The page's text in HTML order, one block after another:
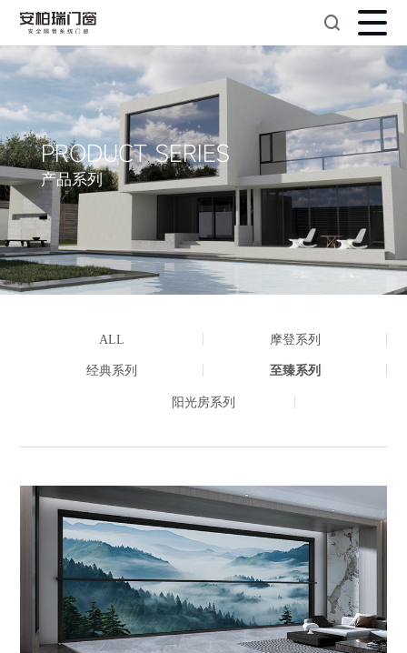
PRODUCT SERIES
产品系列
ALL 摩登系列
经典系列 至臻系列
阳光房系列